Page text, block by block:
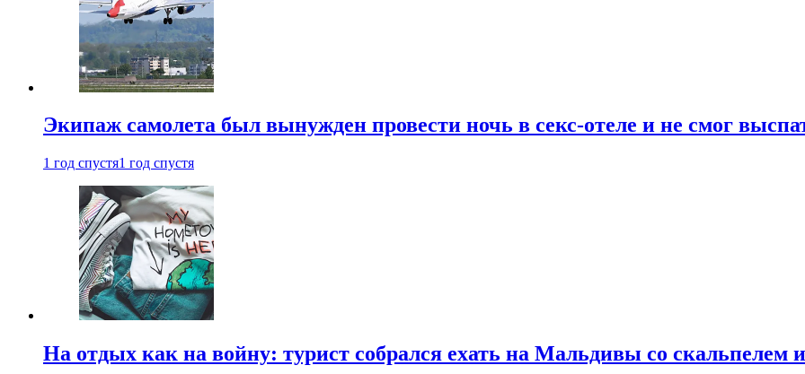
Экипаж самолета был вынужден провести ночь в секс-отеле и не смог
1 год спустя1 год спустя
На отдых как на войну: турист собрался ехать на Мальдивы со скальпелем